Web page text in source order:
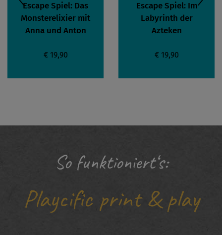
Escape Spiel: Das
Monsterelixier mit
Anna und Anton
€ 19,90
Escape Spiel: Im
Labyrinth der
Azteken
€ 19,90
So funktioniert‘s:
Playcific print & play